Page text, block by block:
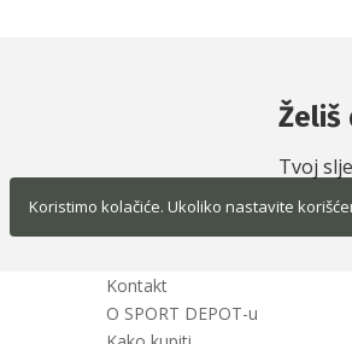
Koristimo kolačiće. Ukoliko nastavite
Želiš
Tvoj
Kontakt
O SPORT DEPOT-u